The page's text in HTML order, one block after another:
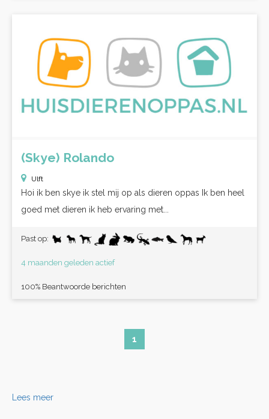
(Skye) Rolando
Ulft
Hoi ik ben skye ik stel mij op als dieren oppas Ik ben heel
goed met dieren ik heb ervaring met...
Past op:
4 maanden geleden actief
100% Beantwoorde berichten
1
Lees meer